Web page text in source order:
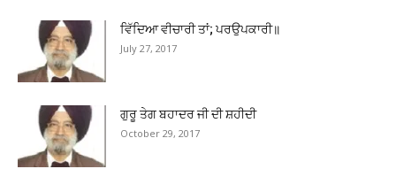
ਵਿੱਦਿਆ ਵੀਚਾਰੀ ਤਾਂ; ਪਰਉਪਕਾਰੀ॥
July 27, 2017
ਗੁਰੂ ਤੇਗ ਬਹਾਦਰ ਜੀ ਦੀ ਸ਼ਹੀਦੀ
October 29, 2017